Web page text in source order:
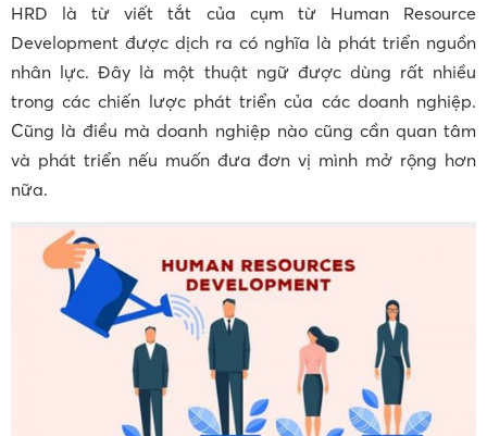
HRD là từ viết tắt của cụm từ Human Resource
Development được dịch ra có nghĩa là phát triển nguồn
nhân lực. Đây là một thuật ngữ được dùng rất nhiều
trong các chiến lược phát triển của các doanh nghiệp.
Cũng là điều mà doanh nghiệp nào cũng cần quan tâm
và phát triển nếu muốn đưa đơn vị mình mở rộng hơn
nữa.